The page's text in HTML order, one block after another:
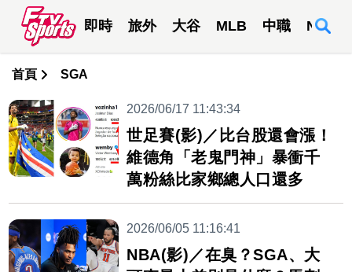
即時 旅外 大谷 MLB 中職 NBA
首頁 SGA
2026/06/17 11:43:34
世足賽(影)／比台股還會漲！
維德角「老鬼門神」暴衝千
萬粉絲比家鄉總人口還多
2026/06/05 11:16:41
NBA(影)／在臭？SGA、大